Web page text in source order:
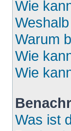
Wie
Warum
Wie
Wie
Was ist